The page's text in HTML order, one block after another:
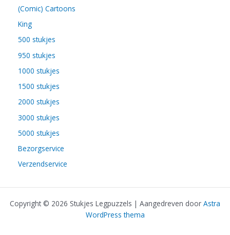
(Comic) Cartoons
King
500 stukjes
950 stukjes
1000 stukjes
1500 stukjes
2000 stukjes
3000 stukjes
5000 stukjes
Bezorgservice
Verzendservice
Copyright © 2026 Stukjes Legpuzzels | Aangedreven door Astra
WordPress thema